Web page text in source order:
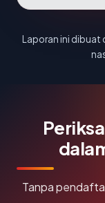
Laporan ini dibuat
Tanpa